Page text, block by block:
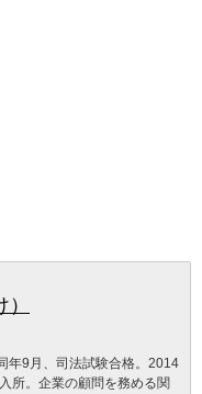
年9月、司法試験合格。2014
所。企業の顧問を務める関